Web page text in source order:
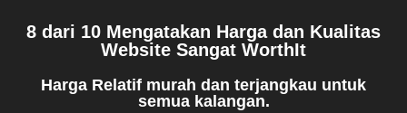
8 dari 10 Mengatakan Harga dan Kualitas
Website Sangat WorthIt
Harga Relatif murah dan terjangkau untuk
semua kalangan.